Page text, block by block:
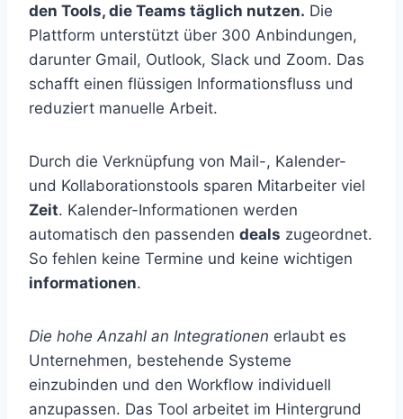
den Tools, die Teams täglich nutzen. Die
Plattform unterstützt über 300 Anbindungen,
darunter Gmail, Outlook, Slack und Zoom. Das
schafft einen flüssigen Informationsfluss und
reduziert manuelle Arbeit.
Durch die Verknüpfung von Mail-, Kalender-
und Kollaborationstools sparen Mitarbeiter viel
Zeit. Kalender-Informationen werden
automatisch den passenden deals zugeordnet.
So fehlen keine Termine und keine wichtigen
informationen.
Die hohe Anzahl an Integrationen erlaubt es
Unternehmen, bestehende Systeme
einzubinden und den Workflow individuell
anzupassen. Das Tool arbeitet im Hintergrund